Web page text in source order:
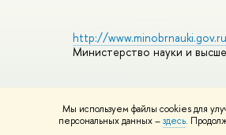
Мы используем файлы cookies для
персональных данных –здесь.
http://
Министерство науки и
© НИУ ВШЭ 1993–2026 Адреса
Шрифты HSE Sans и HSE Slab